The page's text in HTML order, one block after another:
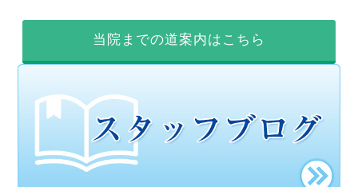
当院までの道案内はこちら